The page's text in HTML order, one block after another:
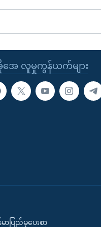
ေ လူမှုကွန်ယက်များ
မာပြည်မှပေးစာ